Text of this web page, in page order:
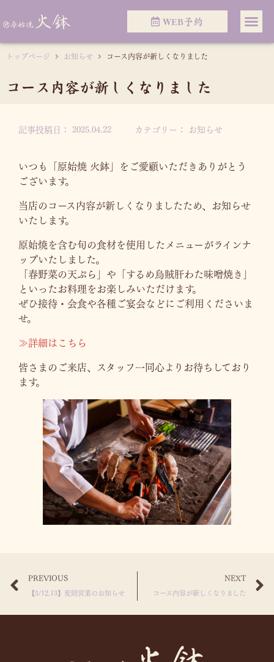
WEB予約
トップページ お知らせ コース内容が新しくなりました
コース内容が新しくなりました
記事投稿日： 2025.04.22 カテゴリー： お知らせ
いつも「原始焼 火鉢」をご愛顧いただきありがとう
ございます。
当店のコース内容が新しくなりましたため、お知らせ
いたします。
原始焼を含む旬の食材を使用したメニューがラインナ
ップいたしました。
「春野菜の天ぷら」や「するめ烏賊肝わた味噌焼き」
といったお料理をお楽しみいただけます。
ぜひ接待・会食や各種ご宴会などにご利用くださいま
せ。
≫詳細はこちら
皆さまのご来店、スタッフ一同心よりお待ちしており
ます。
PREVIOUS
【5/12,13】変則営業のお知らせ
NEXT
コース内容が新しくなりました